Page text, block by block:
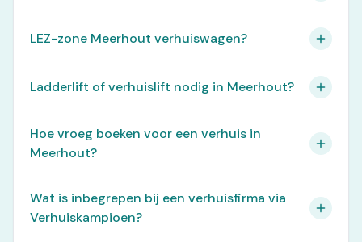
LEZ-zone Meerhout verhuiswagen?
Ladderlift of verhuislift nodig in Meerhout?
Hoe vroeg boeken voor een verhuis in
Meerhout?
Wat is inbegrepen bij een verhuisfirma via
Verhuiskampioen?